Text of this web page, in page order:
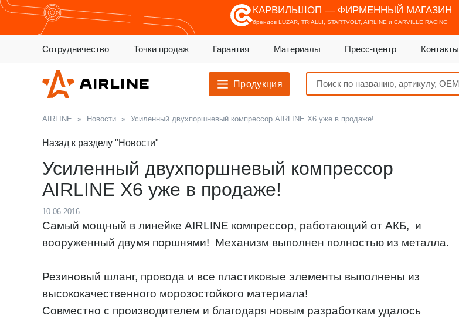
КАРВИЛЬШОП — ФИРМЕННЫЙ МАГАЗИН
брендов LUZAR, TRIALLI, STARTVOLT, AIRLINE и CARVILLE RACING
Сотрудничество Точки продаж Гарантия Материалы Пресс-центр Контакты
Продукция
AIRLINE » Новости » Усиленный двухпоршневый компрессор AIRLINE X6 уже в продаже!
Назад к разделу "Новости"
Усиленный двухпоршневый компрессор
AIRLINE X6 уже в продаже!
10.06.2016
Самый мощный в линейке AIRLINE компрессор, работающий от АКБ, и
вооруженный двумя поршнями! Механизм выполнен полностью из металла.
Резиновый шланг, провода и все пластиковые элементы выполнены из
высококачественного морозостойкого материала!
Совместно с производителем и благодаря новым разработкам удалось